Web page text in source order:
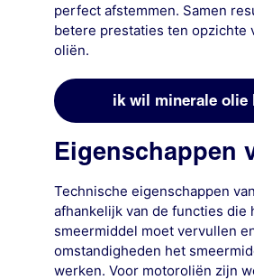
perfect afstemmen. Samen
betere prestaties ten opzichte
oliën.
ik wil minerale olie
Eigenschappen
Technische eigenschappen
afhankelijk van de functies die
smeermiddel moet vervullen
omstandigheden het
werken. Voor motoroliën zijn